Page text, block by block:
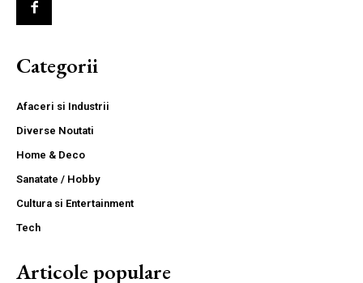
Categorii
Afaceri si Industrii
Diverse Noutati
Home & Deco
Sanatate / Hobby
Cultura si Entertainment
Tech
Articole populare